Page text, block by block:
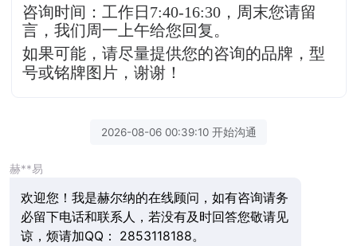
咨询时间：工作日7:40-16:30， 周末您请留
言，我们周一上午给您回复。
如果可能，请尽量提供您的咨询的品牌，型
号或铭牌图片，谢谢！
2026-08-06 00:39:10 开始沟通
赫**易
欢迎您！我是赫尔纳的在线顾问，如有咨询请务
必留下电话和联系人，若没有及时回答您敬请见
谅，烦请加QQ： 2853118188。